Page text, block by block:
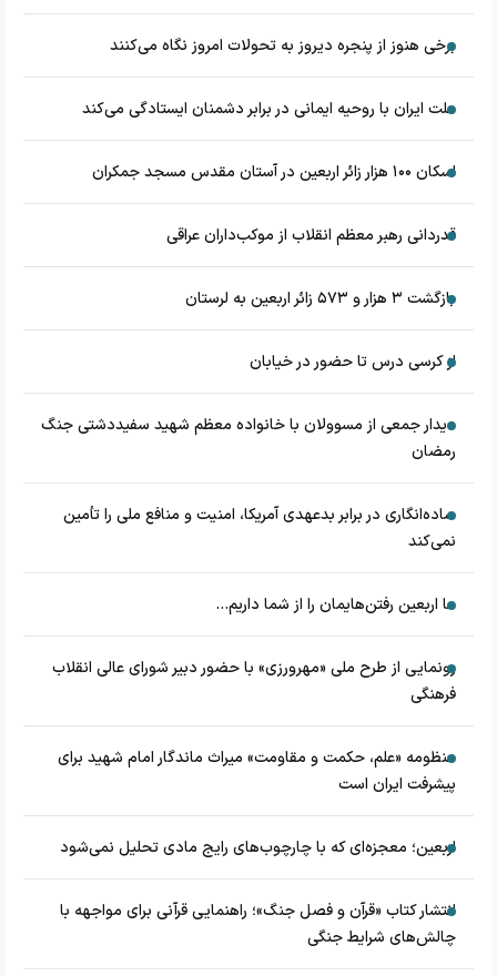
برخی هنوز از پنجره دیروز به تحولات امروز نگاه می‌کنند
ملت ایران با روحیه ایمانی در برابر دشمنان ایستادگی می‌کند
اسکان ۱۰۰ هزار زائر اربعین در آستان مقدس مسجد جمکران
قدردانی رهبر معظم انقلاب از موکب‌داران عراقی
بازگشت ۳ هزار و ۵۷۳ زائر اربعین به لرستان
از کرسی درس تا حضور در خیابان
دیدار جمعی از مسوولان با خانواده معظم شهید سفیددشتی جنگ
رمضان
ساده‌انگاری در برابر بدعهدی آمریکا، امنیت و منافع ملی را تأمین
نمی‌کند
ما اربعین رفتن‌هایمان را از شما داریم...
رونمایی از طرح ملی «مهرورزی» با حضور دبیر شورای عالی انقلاب
فرهنگی
منظومه «علم، حکمت و مقاومت» میراث ماندگار امام شهید برای
پیشرفت ایران است
اربعین؛ معجزه‌ای که با چارچوب‌های رایج مادی تحلیل نمی‌شود
انتشار کتاب «قرآن و فصل جنگ»؛ راهنمایی قرآنی برای مواجهه با
چالش‌های شرایط جنگی